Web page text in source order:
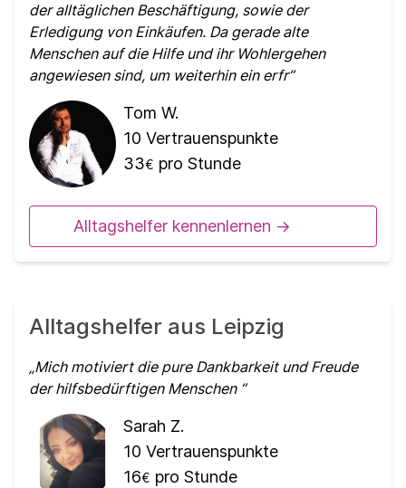
der alltäglichen Beschäftigung, sowie der
Erledigung von Einkäufen. Da gerade alte
Menschen auf die Hilfe und ihr Wohlergehen
angewiesen sind, um weiterhin ein erfr
Tom W.
10 Vertrauenspunkte
33€ pro Stunde
Alltagshelfer kennenlernen ->
Alltagshelfer aus Leipzig
Mich motiviert die pure Dankbarkeit und Freude
der hilfsbedürftigen Menschen
Sarah Z.
10 Vertrauenspunkte
16€ pro Stunde